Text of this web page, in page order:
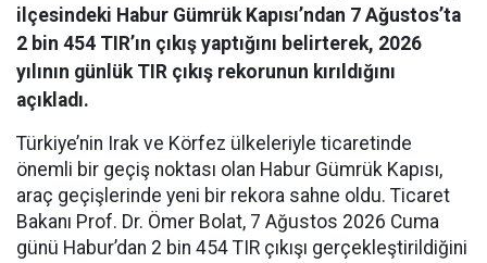
ilçesindeki Habur Gümrük Kapısı’ndan 7 Ağustos’ta
2 bin 454 TIR’ın çıkış yaptığını belirterek, 2026
yılının günlük TIR çıkış rekorunun kırıldığını
açıkladı.
Türkiye’nin Irak ve Körfez ülkeleriyle ticaretinde
önemli bir geçiş noktası olan Habur Gümrük Kapısı,
araç geçişlerinde yeni bir rekora sahne oldu. Ticaret
Bakanı Prof. Dr. Ömer Bolat, 7 Ağustos 2026 Cuma
günü Habur’dan 2 bin 454 TIR çıkışı gerçekleştirildiğini